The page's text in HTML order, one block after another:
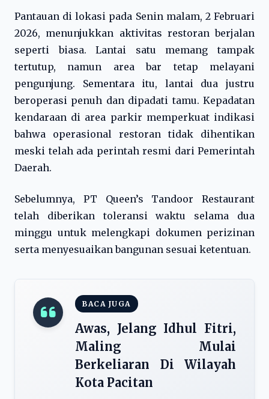
Pantauan di lokasi pada Senin malam, 2 Februari
2026, menunjukkan aktivitas restoran berjalan
seperti biasa. Lantai satu memang tampak
tertutup, namun area bar tetap melayani
pengunjung. Sementara itu, lantai dua justru
beroperasi penuh dan dipadati tamu. Kepadatan
kendaraan di area parkir memperkuat indikasi
bahwa operasional restoran tidak dihentikan
meski telah ada perintah resmi dari Pemerintah
Daerah.
Sebelumnya, PT Queen’s Tandoor Restaurant
telah diberikan toleransi waktu selama dua
minggu untuk melengkapi dokumen perizinan
serta menyesuaikan bangunan sesuai ketentuan.
BACA JUGA
Awas, Jelang Idhul Fitri,
Maling Mulai
Berkeliaran Di Wilayah
Kota Pacitan